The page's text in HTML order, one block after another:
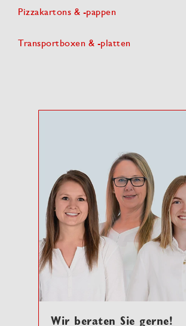
Pizzakartons & -pappen
Transportboxen & -platten
Wir beraten Sie gerne!